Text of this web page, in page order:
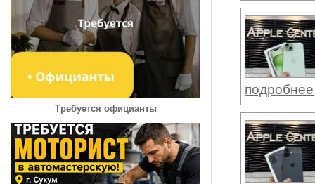
Требуется официанты
подробнее